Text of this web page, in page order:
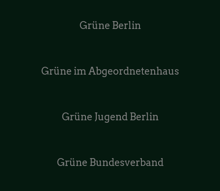
Grüne Berlin
Grüne im Abgeordnetenhaus
Grüne Jugend Berlin
Grüne Bundesverband